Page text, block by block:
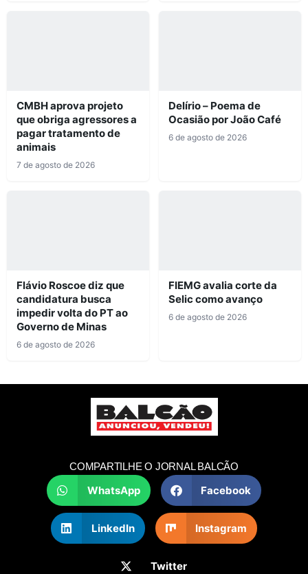
CMBH aprova projeto
que obriga agressores a
pagar tratamento de
animais
7 de agosto de 2026
Delírio – Poema de
Ocasião por João Café
6 de agosto de 2026
Flávio Roscoe diz que
candidatura busca
impedir volta do PT ao
Governo de Minas
6 de agosto de 2026
FIEMG avalia corte da
Selic como avanço
6 de agosto de 2026
COMPARTILHE O JORNAL BALCÃO
WhatsApp Facebook
LinkedIn Instagram
Twitter